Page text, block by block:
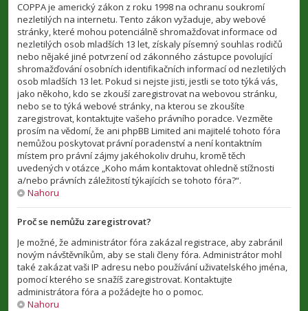
COPPA je americký zákon z roku 1998 na ochranu soukromí
nezletilých na internetu. Tento zákon vyžaduje, aby webové
stránky, které mohou potenciálně shromažďovat informace od
nezletilých osob mladších 13 let, získaly písemný souhlas rodičů
nebo nějaké jiné potvrzení od zákonného zástupce povolující
shromažďování osobních identifikačních informací od nezletilých
osob mladších 13 let. Pokud si nejste jisti, jestli se toto týká vás,
jako někoho, kdo se zkouší zaregistrovat na webovou stránku,
nebo se to týká webové stránky, na kterou se zkoušíte
zaregistrovat, kontaktujte vašeho právního poradce. Vezměte
prosím na vědomí, že ani phpBB Limited ani majitelé tohoto fóra
nemůžou poskytovat právní poradenství a není kontaktním
místem pro právní zájmy jakéhokoliv druhu, kromě těch
uvedených v otázce „Koho mám kontaktovat ohledně stížnosti
a/nebo právních záležitostí týkajících se tohoto fóra?“.
Nahoru
Proč se nemůžu zaregistrovat?
Je možné, že administrátor fóra zakázal registrace, aby zabránil
novým návštěvníkům, aby se stali členy fóra. Administrátor mohl
také zakázat vaši IP adresu nebo používání uživatelského jména,
pomocí kterého se snažíš zaregistrovat. Kontaktujte
administrátora fóra a požádejte ho o pomoc.
Nahoru